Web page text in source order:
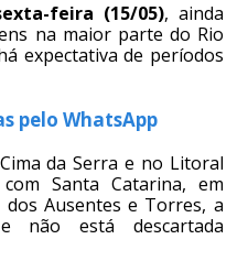
feira (15/05), ainda
na maior parte do Rio
expectativa de períodos
pelo WhatsApp
da Serra e no Litoral
Santa Catarina, em
dos Ausentes e Torres, a
não está descartada